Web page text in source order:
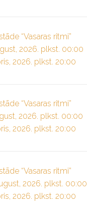
“Vasaras ritmi”
2026. plkst. 00:00
2026. plkst. 20:00
“Vasaras ritmi”
2026. plkst. 00:00
2026. plkst. 20:00
“Vasaras ritmi”
2026. plkst. 00:00
2026. plkst. 20:00